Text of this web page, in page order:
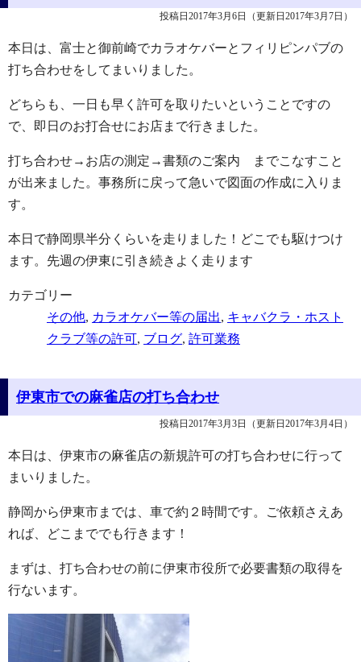
投稿日2017年3月6日 （更新日2017年3月7日）
本日は、富士と御前崎でカラオケバーとフィリピンパブの
打ち合わせをしてまいりました。
どちらも、一日も早く許可を取りたいということですの
で、即日のお打合せにお店まで行きました。
打ち合わせ→お店の測定→書類のご案内 までこなすこと
が出来ました。事務所に戻って急いで図面の作成に入りま
す。
本日で静岡県半分くらいを走りました！どこでも駆けつけ
ます。先週の伊東に引き続きよく走ります
カテゴリー
その他, カラオケバー等の届出, キャバクラ・ホスト
クラブ等の許可, ブログ, 許可業務
伊東市での麻雀店の打ち合わせ
投稿日2017年3月3日 （更新日2017年3月4日）
本日は、伊東市の麻雀店の新規許可の打ち合わせに行って
まいりました。
静岡から伊東市までは、車で約２時間です。ご依頼さえあ
れば、どこまででも行きます！
まずは、打ち合わせの前に伊東市役所で必要書類の取得を
行ないます。